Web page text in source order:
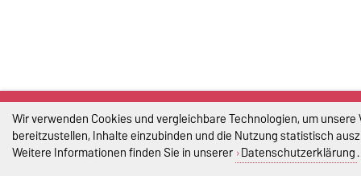
Wir verwenden Cookies und vergleichbare Technologien, um
bereitzustellen, Inhalte einzubinden und die Nutzung statistisch
Weitere Informationen finden Sie in unserer Datenschutzerklärung.